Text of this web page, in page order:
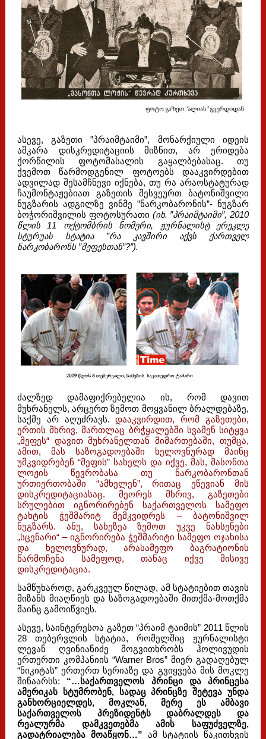
ასევე, გაზეთი ”პრაიმტაიმი”, მონარქიული იდეის
აშკარა დისკრედიტაციის მიზნით, არ ერიდება
ქორწილის ფოტომასალის გაყალბებასაც. თუ
ქვემოთ წარმოდგენილ ფოტოებს დააკვირდებით
ადვილად შესამჩნევი იქნება, თუ რა არაოსტატურად
ჩაუმონტაჟებიათ გაზეთის მესვეურთ ბატონიშვილი
ნუგზარის ადგილზე ვინმე ”ნარკობარონის”- ნუგზარ
ბოჭორიშვილის ფოტოსურათი (იხ. ”პრაიმტაიმი”, 2010
წლის 11 ოქტომბრის ნომერი, ჟურნალისტ ერეკლე
სტურუას სტატია ”რა კავშირი აქვს ქართველ
ნარკობარონს ”მეფესთან”?”).
ძალზედ დამაფიქრებელია ის, რომ დავით
მუხრანელს, არცერთ ზემოთ მოყვანილ ბრალდებაზე,
საქმე არ აღუძრავს.დააკვირდით, რომ გაზეთები,
ერთის მხრივ, მართლაც ბრჭყალებში სვამენ სიტყვა
„მეფეს“ დავით მუხრანელთან მიმართებაში, თუმცა,
ამით, მას საზოგადოებაში ხელოვნურად მაინც
უმკვიდრებენ “მეფის” სახელს და იქვე, მას, მასონთა
ლოჟის წევრობასა თუ ნარკობარონთან
ურთიერთობაში “ამხელენ”, რითაც ეწევიან მის
დისკრედიტაციასაც. მეორეს მხრივ, გაზეთები
სრულებით იგნორირებენ საქართველოს სამეფო
ტახტის ჭეშმარიტ მემკვიდრეს – ბატონიშვილ
ნუგზარს. ანუ, სახეზეა ზემოთ უკვე ნახსენები
„სცენარი“ – იგნორირება ჭეშმარიტი სამეფო ოჯახისა
და ხელოვნურად, არასამეფო ბაგრატიონის
წარმოჩენა სამეფოდ, თანაც იქვე მისივე
დისკრედიტაცია.
სამწუხაროდ, გარკვეულ წილად, ამ სტატიებით თავის
მიზანს მიაღწიეს და საზოგადოებაში მითქმა-მოთქმა
მაინც გამოიწვიეს.
ასევე, საინტერესოა გაზეთ “პრაიმ ტაიმის” 2011 წლის
28 თებერვლის სტატია, რომელშიც ჟურნალისტი
ლევან ღვინიანიძე მოგვითხრობს ჰოლივუდის
ერთერთი კომპანიის “Warner Bros” მიერ გადაღებულ
“ნიკიტას” ერთერთ სერიაზე და გვიყვება მის მოკლე
შინაარსს: “…საქართველოს პრინცი და პრინცესა
ამერიკას სტუმრობენ, სადაც პრინცზე შეტევა უნდა
განხორციელდეს, მოკლან, მერე ეს ამბავი
საქართველოს პრეზიდენტს დაბრალდეს და
რეალურმა დამკვეთებმა ამის საფუძველზე,
გადატრიალება მოაწყონ…” ამ სტატიის წაკითხვის